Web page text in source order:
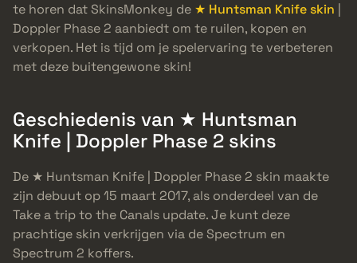
te horen dat SkinsMonkey de ★ Huntsman Knife skin
Doppler Phase 2 aanbiedt om te ruilen, kopen en
verkopen. Het is tijd om je spelervaring te verbeteren
met deze buitengewone skin!
Geschiedenis van ★ Huntsman
Knife | Doppler Phase 2 skins
De ★ Huntsman Knife | Doppler Phase 2 skin maakte
zijn debuut op 15 maart 2017, als onderdeel van de
Take a trip to the Canals update. Je kunt deze
prachtige skin verkrijgen via de Spectrum en
Spectrum 2 koffers.